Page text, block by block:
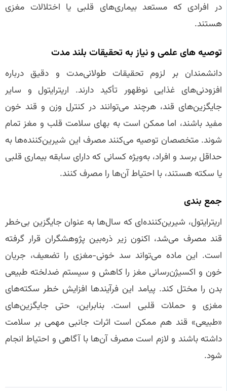
در افرادی که مستعد بیماری‌های قلبی یا اختلالات مغزی
هستند.
توصیه‌ های علمی و نیاز به تحقیقات بلند مدت
دانشمندان بر لزوم تحقیقات طولانی‌مدت و دقیق درباره
افزودنی‌های غذایی نوظهور تأکید دارند. اریترایتول و سایر
جایگزین‌های قند، هرچند می‌توانند در کنترل وزن و قند خون
مفید باشند، اما ممکن است به بهای سلامت قلب و مغز تمام
شوند. متخصصان توصیه می‌کنند مصرف این شیرین‌کننده‌ها به
حداقل برسد و افراد، به‌ویژه کسانی که دارای سابقه بیماری قلبی
یا سکته هستند، با احتیاط آن‌ها را مصرف کنند.
جمع‌ بندی
اریترایتول، شیرین‌کننده‌ای که سال‌ها به عنوان جایگزین بی‌خطر
قند مصرف می‌شد، اکنون زیر ذره‌بین پژوهشگران قرار گرفته
است. این ماده می‌تواند سد خونی-مغزی را تضعیف، جریان
خون و اکسیژن‌رسانی مغز را کاهش و سیستم ضدلخته طبیعی
بدن را مختل کند. پیامد این فرآیندها افزایش خطر سکته‌های
مغزی و حملات قلبی است. بنابراین، حتی جایگزین‌های
«طبیعی» قند هم ممکن است اثرات جانبی مهمی بر سلامت
داشته باشند و لازم است مصرف آن‌ها با آگاهی و احتیاط انجام
شود.